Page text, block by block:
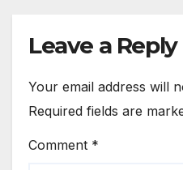
Leave a Reply
Your email address will
Required fields are
Comment *